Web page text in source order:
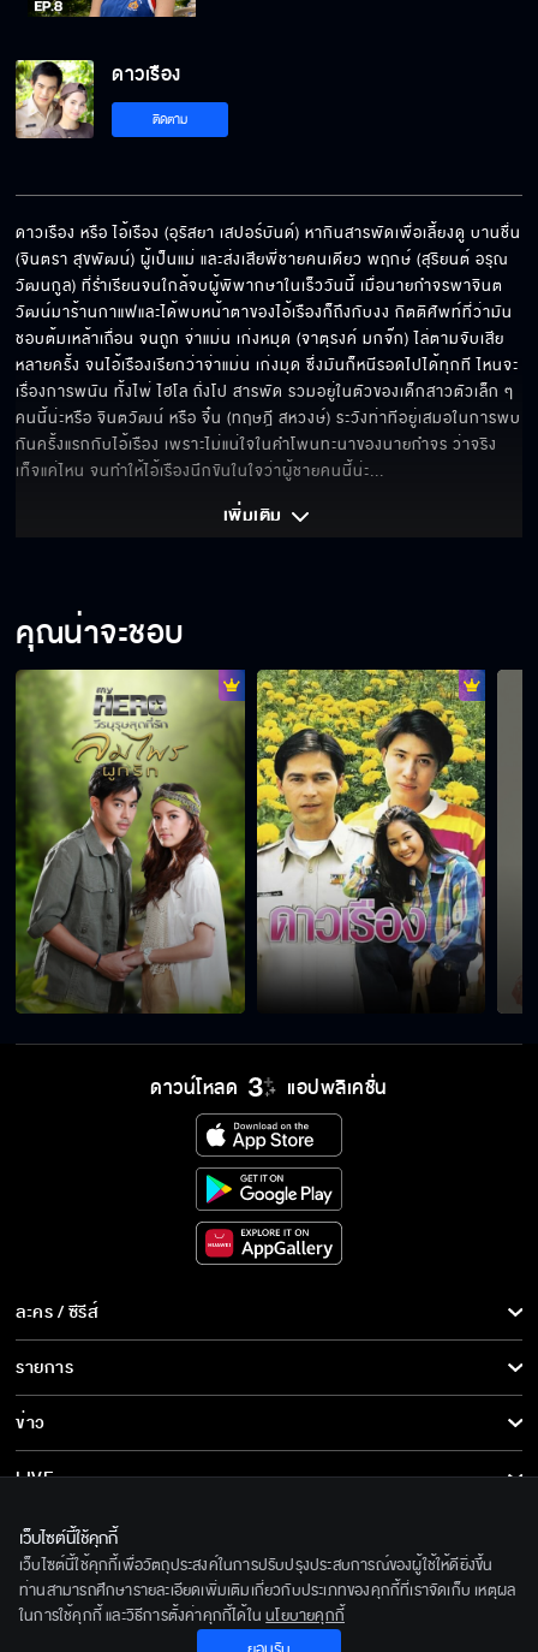
ดาวเรือง
ติดตาม
ดาวเรือง หรือ ไอ้เรือง (อุรัสยา เสปอร์บันด์) หากินสารพัดเพื่อเลี้ยงดู บานชื่น
(จินตรา สุขพัฒน์) ผู้เป็นแม่ และส่งเสียพี่ชายคนเดียว พฤกษ์ (สุริยนต์ อรุณ
วัฒนกูล) ที่ร่ำเรียนจนใกล้จบผู้พิพากษาในเร็ววันนี้ เมื่อนายกำจรพาจินต
วัฒน์มาร้านกาแฟและได้พบหน้าตาของไอ้เรืองก็ถึงกับงง กิตติศัพท์ที่ว่ามัน
ชอบต้มเหล้าเถื่อน จนถูก จ่าแม่น เก่งหมุด (จาตุรงค์ มกจ๊ก) ไล่ตามจับเสีย
หลายครั้ง จนไอ้เรืองเรียกว่าจ่าแม่น เก่งมุด ซึ่งมันก็หนีรอดไปได้ทุกที ไหนจะ
เรื่องการพนัน ทั้งไพ่ ไฮโล ถั่งโป สารพัด รวมอยู่ในตัวของเด็กสาวตัวเล็ก ๆ
คนนี้น่ะหรือ จินตวัฒน์ หรือ จิ๋น (ทฤษฎี สหวงษ์) ระวังท่าทีอยู่เสมอในการพบ
กันครั้งแรกกับไอ้เรือง เพราะไม่แน่ใจในคำโพนทะนาของนายกำจร ว่าจริง
เท็จแค่ไหน จนทำให้ไอ้เรืองนึกขันในใจว่าผู้ชายคนนี้น่ะ...
เพิ่มเติม
คุณน่าจะชอบ
ดาวน์โหลด แอปพลิเคชั่น
ละคร / ซีรีส์
ละคร/ซีรีส์
ซีรีส์นานาชาติ
การ์ตูน & เกม
รายการ
รายการทั้งหมด
ข่าว
ข่าวทั้งหมด
ข่าวประชาสัมพันธ์
LIVE
เกี่ยวกับเรา
BEC World
รู้จักเรา
ติดตามเราได้ที่
เว็บไซต์นี้ใช้คุกกี้
เว็บไซต์นี้ใช้คุกกี้เพื่อวัตถุประสงค์ในการปรับปรุงประสบการณ์ของผู้ใช้ให้ดียิ่งขึ้น
ท่านสามารถศึกษารายละเอียดเพิ่มเติมเกี่ยวกับประเภทของคุกกี้ที่เราจัดเก็บ เหตุผล
ในการใช้คุกกี้ และวิธีการตั้งค่าคุกกี้ได้ใน นโยบายคุกกี้